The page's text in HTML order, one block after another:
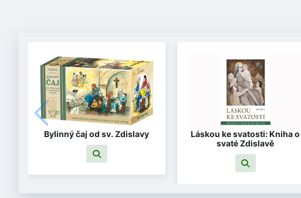
Bylinný čaj od sv. Zdislavy
Láskou ke svatosti: Kniha o
svaté Zdislavě